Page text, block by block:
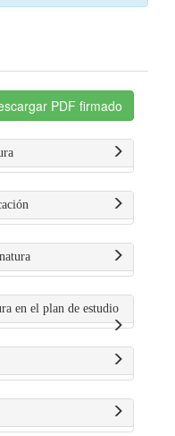
PDF firmado
en el plan de estudio